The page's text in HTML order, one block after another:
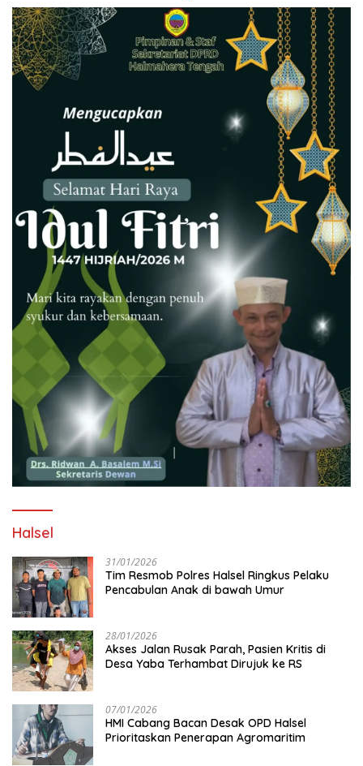
Halsel
31/01/2026
Tim Resmob Polres Halsel Ringkus Pelaku
Pencabulan Anak di bawah Umur
28/01/2026
Akses Jalan Rusak Parah, Pasien Kritis di
Desa Yaba Terhambat Dirujuk ke RS
07/01/2026
HMI Cabang Bacan Desak OPD Halsel
Prioritaskan Penerapan Agromaritim